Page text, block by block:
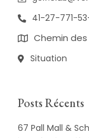
41-27-771-
Chemin des
Situation
Posts Récents
67 Pall Mall &